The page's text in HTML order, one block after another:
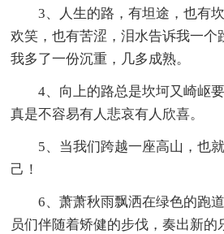
3、人生的路，有坦途，也有
欢笑，也有苦涩，泪水告诉我一个
我多了一份沉重，几多成熟。
4、向上的路总是坎坷又崎岖
真是不容易有人悲哀有人欣喜。
5、当我们跨越一座高山，也
己！
6、萧萧秋雨飘洒在绿色的跑
员们伴随着矫健的步伐，奏出新的